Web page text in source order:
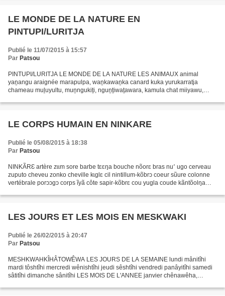
LE MONDE DE LA NATURE EN
PINTUPI/LURITJA
Publié le 11/07/2015 à 15:57
Par Patsou
PINTUPI/LURITJA LE MONDE DE LA NATURE LES ANIMAUX animal
yaṉangu araignée marapulpa, waṉkawaṉka canard kuka yurukarratja
chameau muḻuyultu, muṉngukiṯi, nguṉṯiwaṯawara, kamula chat miiyawu,
LE CORPS HUMAIN EN NINKARE
Publié le 05/08/2015 à 18:38
Par Patsou
NINKÃRƐ artère zɩɩm sore barbe tɛɛŋa bouche nõorɛ bras nu՚ ugo cerveau
zuputo cheveu zonko cheville kɩglɛ cil nintillum-kõbrɔ coeur sũure colonne
vertébrale porɔɔgɔ corps ĩyã côte sapir-kõbrɛ cou yugla coude kãntõolŋa
LES JOURS ET LES MOIS EN MESKWAKI
Publié le 26/02/2015 à 20:47
Par Patsou
MESHKWAHKÎHÂTOWÊWA LES JOURS DE LA SEMAINE lundi mânitîhi
mardi tôshtîhi mercredi wênishtîhi jeudi sêshtîhi vendredi panâyitîhi samedi
sâtitîhi dimanche sânitîhi LES MOIS DE L'ANNEE janvier chênawêha,